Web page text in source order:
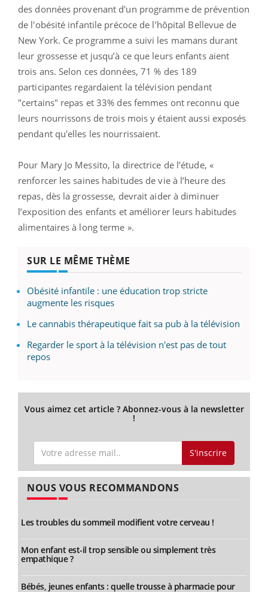
des données provenant d'un programme de prévention
de l'obésité infantile précoce de l’hôpital Bellevue de
New York. Ce programme a suivi les mamans durant
leur grossesse et jusqu’à ce que leurs enfants aient
trois ans. Selon ces données, 71 % des 189
participantes regardaient la télévision pendant
"certains" repas et 33% des femmes ont reconnu que
leurs nourrissons de trois mois y étaient aussi exposés
pendant qu'elles les nourrissaient.
Pour Mary Jo Messito, la directrice de l’étude, «
renforcer les saines habitudes de vie à l’heure des
repas, dès la grossesse, devrait aider à diminuer
l’exposition des enfants et améliorer leurs habitudes
alimentaires à long terme ».
SUR LE MÊME THÈME
Obésité infantile : une éducation trop stricte
augmente les risques
Le cannabis thérapeutique fait sa pub à la télévision
Regarder le sport à la télévision n'est pas de tout
repos
Vous aimez cet article ? Abonnez-vous à la newsletter
!
S'inscrire
NOUS VOUS RECOMMANDONS
Les troubles du sommeil modifient votre cerveau !
Mon enfant est-il trop sensible ou simplement très
empathique ?
Bébés, jeunes enfants : quelle trousse à pharmacie pour